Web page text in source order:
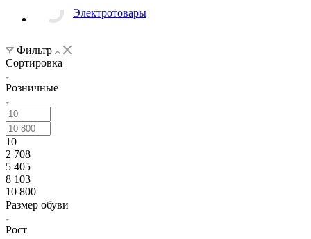
Электротовары
Фильтр
Сортировка
Розничные
10
2 708
5 405
8 103
10 800
Размер обуви
Рост